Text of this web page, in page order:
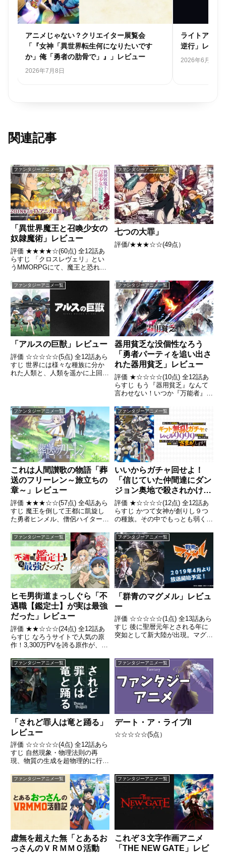
アニメじゃない？クリエイター展覧会
「『女神「異世界転生何になりたいです
か」俺「勇者の肋骨で」』」レビュー
2026年7月8日
ライトアニメ
逆行」レビュ
2026年6月21日
関連記事
ファンタジーアニメ一覧
「異世界魔王と召喚少女の
奴隷魔術」レビュー
評価 ★★★★☆(60点) 全12話あ
らすじ 「クロスレヴェリ」とい
うMMORPGにて、魔王と恐れら
真）。引用- Wikipedia
ファンタジーアニメ一覧
七つの大罪」
評価/★★★☆☆(49点）
ファンタジーアニメ一覧
「アルスの巨獣」レビュー
評価 ☆☆☆☆☆(5点) 全12話あら
すじ 世界には様々な種族に分か
れた人類と、人類を遥かに上回る
ファンタジーアニメ一覧
器用貧乏な没個性なろう
「勇者パーティを追い出さ
れた器用貧乏」レビュー
評価 ★☆☆☆☆(10点) 全12話あ
らすじ もう『器用貧乏』なんて
言わせない！いつか『万能者』と
用- Wikipedia
ファンタジーアニメ一覧
これは人間讃歌の物語「葬
送のフリーレン～旅立ちの
章～」レビュー
評価 ★★★☆☆(57点) 全4話あら
すじ 魔王を倒して王都に凱旋し
た勇者ヒンメル、僧侶ハイター、
ンら勇者パーティー4人は、10年
間もの旅路を終えて感慨にふけっ
ていたが、1000年は軽く生きる
長命種のエルフであ...
ファンタジーアニメ一覧
いいからガチャ回せよ！
「信じていた仲間達にダン
ジョン奥地で殺されかけた
がギフト『無限ガチャ』で
レベル9999の仲間達を手
に入れて元パーティーメン
バーと世界に復讐&『ざま
ぁ!』します!」レビュー
評価 ★☆☆☆☆(12点) 全12話あ
らすじ かつて女神が創りし９つ
の種族。その中でもっとも弱く、
マン）。人種の少年・ライトは幸
運にも９つの種族で編成されたパ
ーティー『種族の集い』に迎えら
れ、幸せなひと時を過ご...
ファンタジーアニメ一覧
ヒモ男街道まっしぐら「不
遇職【鑑定士】が実は最強
だった」レビュー
評価 ★★☆☆☆(24点) 全12話あ
らすじ なろうサイトで人気の原
作！3,300万PVを誇る原作が、小
定】することしかできない最弱職
で不遇職の【鑑定士】アイン。
引用- Wikipedia
ファンタジーアニメ一覧
「群青のマグメル」レビュ
ー
評価 ☆☆☆☆☆(1点) 全13話あら
すじ 後に聖暦元年とされる年に
突如として新大陸が出現。マグメ
待ち受けていた引用- Wikipedia
ファンタジーアニメ一覧
「されど罪人は竜と踊る」
レビュー
評価 ☆☆☆☆☆(4点) 全12話あら
すじ 自然現象・物理法則の再
現、物質の生成を超物理的に行う
式によって、人類はかつて〈魔
法〉として恐れられた力を自在に
操ることに成功した引用-
Wikipedia
ファンタジーアニメ一覧
デート・ア・ライブII
☆☆☆☆☆(5点）
ファンタジーアニメ一覧
虚無を超えた無「とあるお
っさんのＶＲＭＭＯ活動
ファンタジーアニメ一覧
これぞ３文字作画アニメ
「THE NEW GATE」レビ